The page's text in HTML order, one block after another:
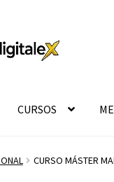
CURSOS
CURSO MÁSTER